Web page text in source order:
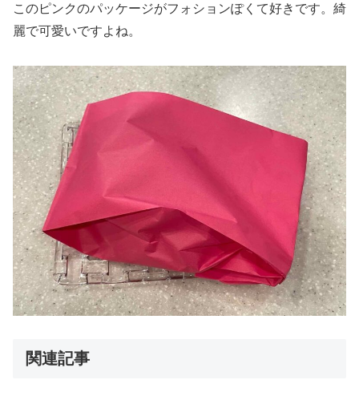
このピンクのパッケージがフォションぽくて好きです。綺
麗で可愛いですよね。
関連記事